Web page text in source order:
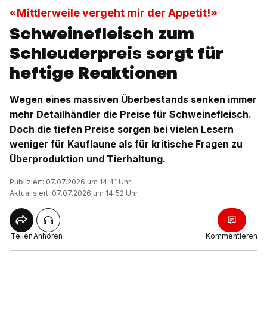
«Mittlerweile vergeht mir der Appetit!»
Schweinefleisch zum
Schleuderpreis sorgt für
heftige Reaktionen
Wegen eines massiven Überbestands senken immer
mehr Detailhändler die Preise für Schweinefleisch.
Doch die tiefen Preise sorgen bei vielen Lesern
weniger für Kauflaune als für kritische Fragen zu
Überproduktion und Tierhaltung.
Publiziert: 07.07.2026 um 14:41 Uhr
Aktualisiert: 07.07.2026 um 14:52 Uhr
TeilenAnhören Kommentieren